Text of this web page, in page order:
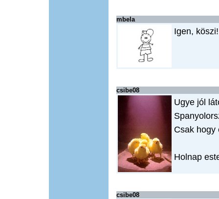
mbela
Igen, köszi!
csibe08
Ugye jól
Csak hogy
Holnap
csibe08